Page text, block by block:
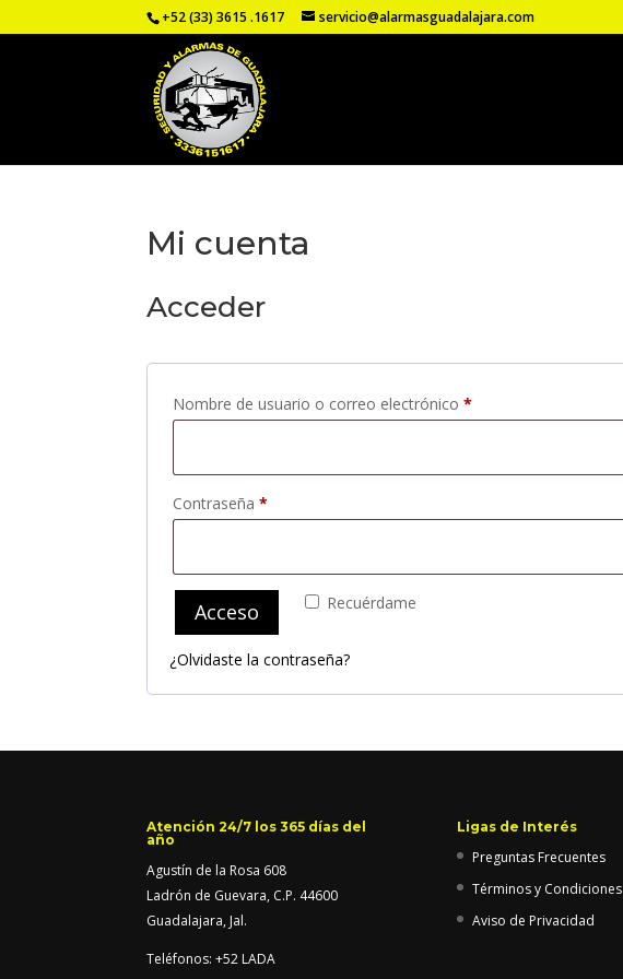
+52 (33) 3615 .1617 servicio@alarmasguadalajara.com
Mi cuenta
Acceder
Nombre de usuario o correo electrónico*
Contraseña*
Recuérdame
Acceso
¿Olvidaste la contraseña?
Atención 24/7 los 365 días del
año
Agustín de la Rosa 608
Ladrón de Guevara, C.P. 44600
Guadalajara, Jal.
Teléfonos: +52 LADA
Ligas de Interés
Preguntas Frecuentes
Términos y Condiciones
Aviso de Privacidad